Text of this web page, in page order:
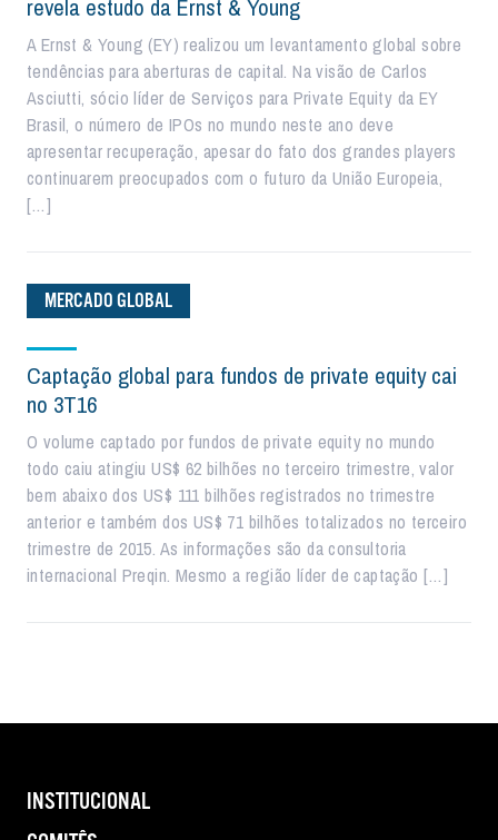
revela estudo da Ernst & Young
A Ernst & Young (EY) realizou um levantamento global sobre
tendências para aberturas de capital. Na visão de Carlos
Asciutti, sócio líder de Serviços para Private Equity da EY
Brasil, o número de IPOs no mundo neste ano deve
apresentar recuperação, apesar do fato dos grandes players
continuarem preocupados com o futuro da União Europeia,
[…]
MERCADO GLOBAL
Captação global para fundos de private equity cai
no 3T16
O volume captado por fundos de private equity no mundo
todo caiu atingiu US$ 62 bilhões no terceiro trimestre, valor
bem abaixo dos US$ 111 bilhões registrados no trimestre
anterior e também dos US$ 71 bilhões totalizados no terceiro
trimestre de 2015. As informações são da consultoria
internacional Preqin. Mesmo a região líder de captação […]
INSTITUCIONAL